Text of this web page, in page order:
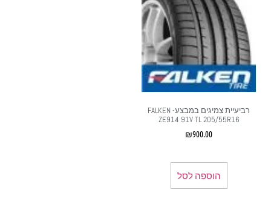
רביעיית צמיגים במבצע- FALKEN
ZE914 91V TL 205/55R16
₪900.00
הוספה לסל